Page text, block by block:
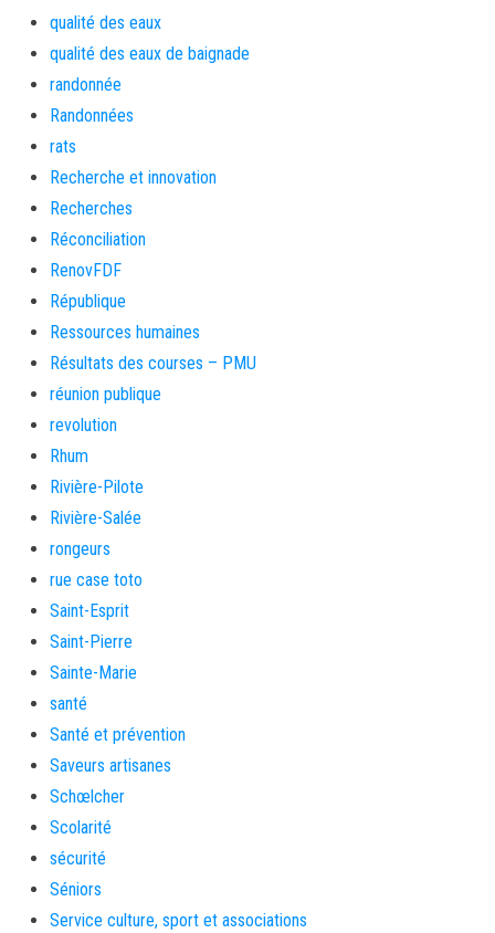
qualité des eaux
qualité des eaux de baignade
randonnée
Randonnées
rats
Recherche et innovation
Recherches
Réconciliation
RenovFDF
République
Ressources humaines
Résultats des courses – PMU
réunion publique
revolution
Rhum
Rivière-Pilote
Rivière-Salée
rongeurs
rue case toto
Saint-Esprit
Saint-Pierre
Sainte-Marie
santé
Santé et prévention
Saveurs artisanes
Schœlcher
Scolarité
sécurité
Séniors
Service culture, sport et associations